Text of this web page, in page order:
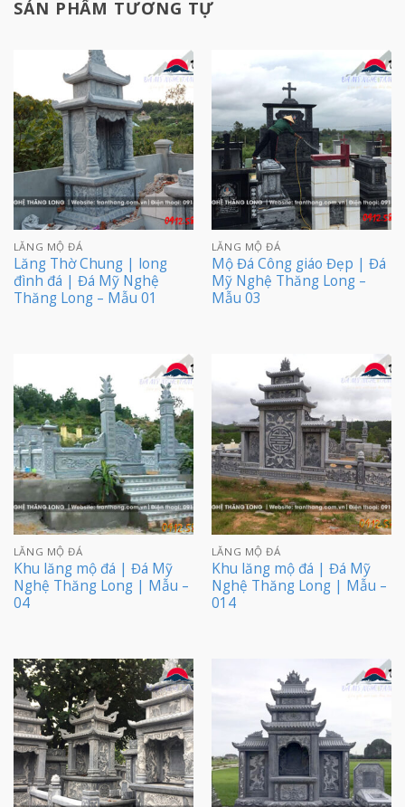
SẢN PHẨM TƯƠNG TỰ
LĂNG MỘ ĐÁ
Lăng Thờ Chung | long
đình đá | Đá Mỹ Nghệ
Thăng Long – Mẫu 01
LĂNG MỘ ĐÁ
Mộ Đá Công giáo Đẹp | Đá
Mỹ Nghệ Thăng Long –
Mẫu 03
LĂNG MỘ ĐÁ
Khu lăng mộ đá | Đá Mỹ
Nghệ Thăng Long | Mẫu –
04
LĂNG MỘ ĐÁ
Khu lăng mộ đá | Đá Mỹ
Nghệ Thăng Long | Mẫu –
014